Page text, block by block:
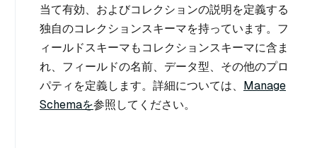
当て有効、およびコレクションの説明を定義する
独自のコレクションスキーマを持っています。フ
ィールドスキーマもコレクションスキーマに含ま
れ、フィールドの名前、データ型、その他のプロ
パティを定義します。詳細については、 Manage
Schemaを参照してください。